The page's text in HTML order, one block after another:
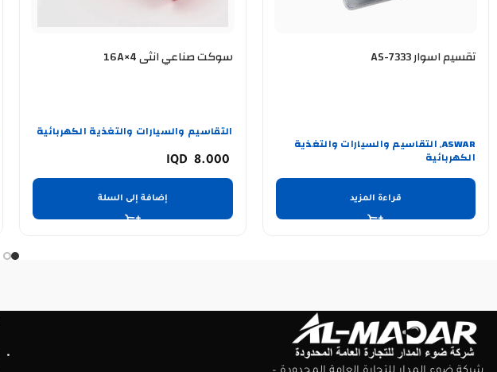
تقسيم اسوار AS-7333
ASWAR
, التقاسيم والسيارات والتغذية
الكهربائية
قراءة المزيد
سوكت صناعي انثى 4×16A
التقاسيم والسيارات والتغذية الكهربائية
8.000
إضافة إلى السلة